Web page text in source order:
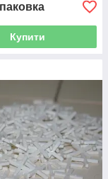
Купити